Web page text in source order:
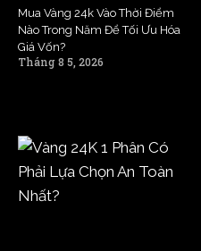
Mua Vàng 24k Vào Thời Điểm
Nào Trong Năm Để Tối Ưu Hóa
Giá Vốn?
Tháng 8 5, 2026